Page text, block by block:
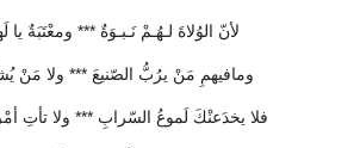
لأنّ الوُلاةَ لـهُـمْ نَـبـوَةٌ *** ومعْتَبَةٌ يا
ومافيهمِ مَنْ يرُبُّ الصّنيعَ *** ولا مَنْ
فلا يخدَعنْكَ لَموعُ السّرابِ *** ولا تأتِ